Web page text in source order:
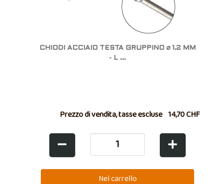
CHIODI ACCIAIO TESTA GRUPPINO ⌀ 1.2 MM
- L ...
Prezzo di vendita, tasse escluse 14,70 CHF